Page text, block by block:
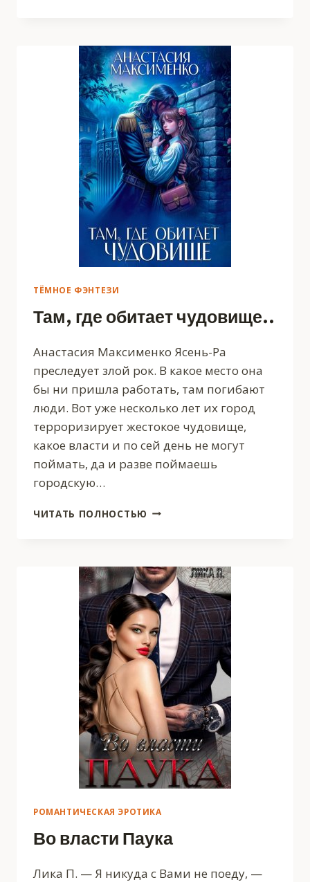
ТЁМНОЕ ФЭНТЕЗИ
Там, где обитает чудовище..
Анастасия Максименко Ясень-Ра
преследует злой рок. В какое место она
бы ни пришла работать, там погибают
люди. Вот уже несколько лет их город
терроризирует жестокое чудовище,
какое власти и по сей день не могут
поймать, да и разве поймаешь
городскую…
ЧИТАТЬ ПОЛНОСТЬЮ ТАМ,
РОМАНТИЧЕСКАЯ ЭРОТИКА
Во власти Паука
Лика П. — Я никуда с Вами не поеду, —